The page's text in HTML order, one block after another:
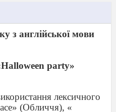
з англійської мови
party»
лексичного
(Обличчя), «